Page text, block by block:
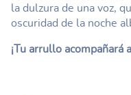
la dulzura de una voz,
oscuridad de la noche
¡Tu arrullo acompañará